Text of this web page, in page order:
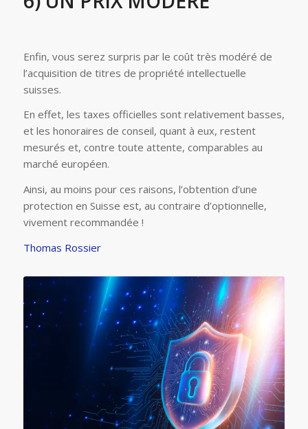
Enfin, vous serez surpris par le coût très modéré de
l’acquisition de titres de propriété intellectuelle
suisses.
En effet, les taxes officielles sont relativement basses,
et les honoraires de conseil, quant à eux, restent
mesurés et, contre toute attente, comparables au
marché européen.
Ainsi, au moins pour ces raisons, l’obtention d’une
protection en Suisse est, au contraire d’optionnelle,
vivement recommandée !
Thomas Rossier